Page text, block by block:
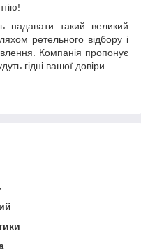
надавати такий великий
ретельного відбору і
Компанія пропонує
гідні вашої довіри.